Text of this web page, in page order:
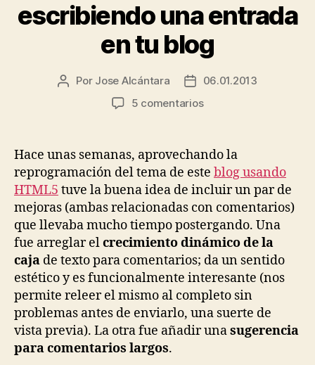
escribiendo una entrada
en tu blog
Autor
Por Jose Alcántara
Fecha
de
06.01.2013
5 comentariosen
estar
escribiendo
una
entrada
en
tu
blog
Hace unas semanas, aprovechando la
reprogramación del tema de este blog usando
HTML5 tuve la buena idea de incluir un par de
mejoras (ambas relacionadas con comentarios)
que llevaba mucho tiempo postergando. Una
fue arreglar elcrecimiento dinámico de la
caja de texto para comentarios; da un sentido
estético y es funcionalmente interesante (nos
permite releer el mismo al completo sin
problemas antes de enviarlo, una suerte de
vista previa). La otra fue añadir unasugerencia
para comentarios largos.